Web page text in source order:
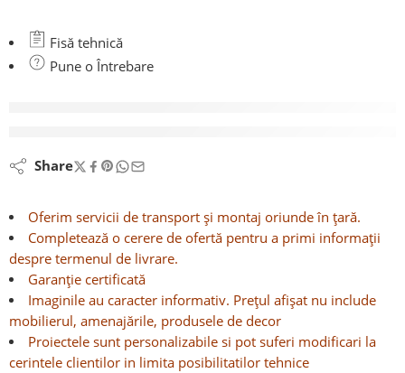
Fisă tehnică
Pune o Întrebare
Share
Oferim servicii de transport și montaj oriunde în țară.
Completează o cerere de ofertă pentru a primi informații
despre termenul de livrare.
Garanție certificată
Imaginile au caracter informativ. Prețul afișat nu include
mobilierul, amenajările, produsele de decor
Proiectele sunt personalizabile si pot suferi modificari la
cerintele clientilor in limita posibilitatilor tehnice